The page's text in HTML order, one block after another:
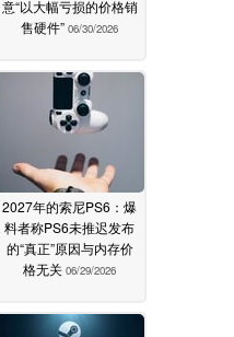
意“以大幅亏损的价格销
售硬件” 06/30/2026
2027年的索尼PS6：爆
料者称PS6未推迟发布
的“真正”原因与内存价
格无关 06/29/2026